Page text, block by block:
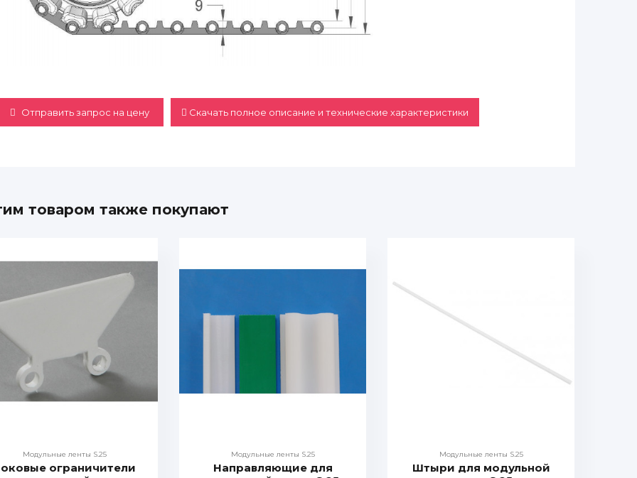
Отправить запрос на цену Скачать полное описание и технические характеристики
товаром также покупают
Модульные ленты S.25
ограничители
Модульные ленты S.25
Направляющие для
Модульные ленты S.25
Штыри для модульной